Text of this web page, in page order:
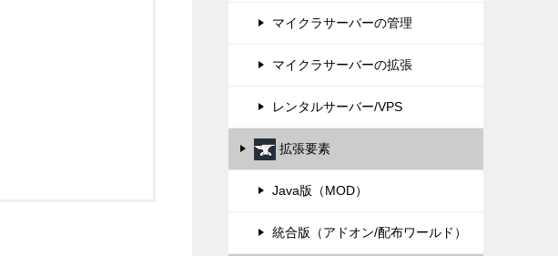
マイクラサーバーの管理
マイクラサーバーの拡張
レンタルサーバー/VPS
拡張要素
Java版（MOD）
統合版（アドオン/配布ワールド）